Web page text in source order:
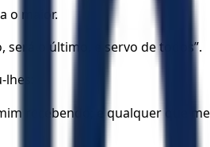
o maior.
será o último, e servo de todos”.
recebendo; e qualquer que